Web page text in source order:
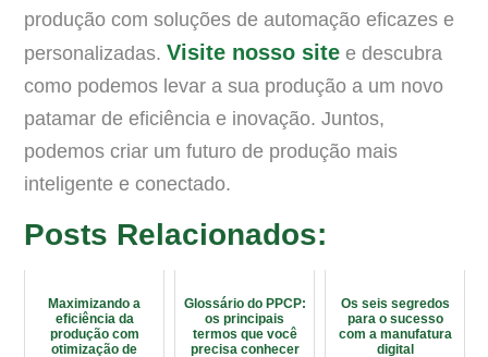
produção com soluções de automação eficazes e
personalizadas. Visite nosso site e descubra
como podemos levar a sua produção a um novo
patamar de eficiência e inovação. Juntos,
podemos criar um futuro de produção mais
inteligente e conectado.
Posts Relacionados:
Maximizando a
eficiência da
produção com
otimização de
Glossário do PPCP:
os principais
termos que você
precisa conhecer
Os seis segredos
para o sucesso
com a manufatura
digital